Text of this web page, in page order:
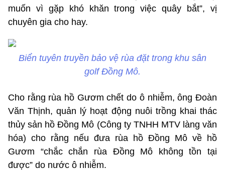
muốn vì gặp khó khăn trong việc quây bắt”, vị
chuyên gia cho hay.
Biển tuyên truyền bảo vệ rùa đặt trong khu sân
golf Đồng Mô.
Cho rằng rùa hồ Gươm chết do ô nhiễm, ông Đoàn
Văn Thịnh, quản lý hoạt động nuôi trồng khai thác
thủy sản hồ Đồng Mô (Công ty TNHH MTV làng văn
hóa) cho rằng nếu đưa rùa hồ Đồng Mô về hồ
Gươm “chắc chắn rùa Đồng Mô không tồn tại
được” do nước ô nhiễm.